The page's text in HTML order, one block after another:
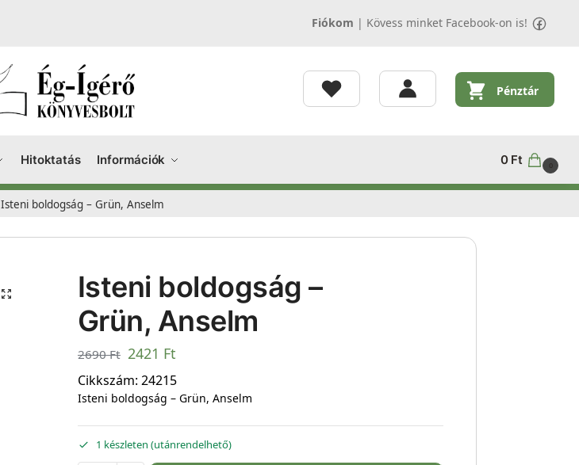
Fiókom | Kövess minket Facebook-on is!
Pénztár
Hitoktatás Információk 0 Ft 0
Isteni boldogság – Grün, Anselm
Isteni boldogság –
Grün, Anselm
2690Ft 2421 Ft
Cikkszám: 24215
Isteni boldogság – Grün, Anselm
1 készleten (utánrendelhető)